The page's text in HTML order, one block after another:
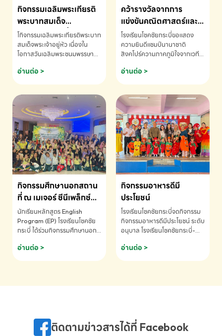
กิจกรรมเฉลิมพระเกียรติ
พระบาทสมเด็จ
พระเจ้าอยู่หัว เนื่องใน
โอกาสวันเฉลิม
พระชนมพรรษา
โกิจกรรมเฉลิมพระเกียรติพระบาท
สมเด็จพระเจ้าอยู่หัว เนื่องใน
โอกาสวันเฉลิมพระชนมพรรษา
ข้อมูลเพิ่มเติม โทร. 075-691910
อ่านต่อ >
คว้ารางวัลจากการ
แข่งขันคณิตศาสตร์และ
คณิตคิดเร็วนานาชาติ
ครั้งที่ 46 ประจำปี 2569
ณ ประเทศสิงคโปร์
โรงเรียนโชคชัยกระบี่ขอแสดง
ความยินดีแชมป์นานาชาติ
สิงคโปร์ความภาคภูมิใจจากเวที
ด.ช.พัทธนันท์ พรหมพันธ์ ชั้น
อนุบาล EP K3 โรงเรียนโชคชัย
แข่งขันคณิตศาสตร์และคณิตคิด
เร็วนานาชาติ ครั้งที่ 46 ประจำปี
2569 ณ ประเทศสิงคโปร์
INTERNATIONAL
MATHEMATICS AND
MENTAL ARITHMETIC
COMPETITION 2026 - ถ้วย
รางวัลรองชนะเลิศอันดับที่ 2
Mental Arithmetic
Competition K2 - ถ้วยรางวัล
รองชนะเลิศอันดับที่ 2 Mental
K2(Grop) โรงเรียนโชคชัยกระบี่-
สอบถามข้อมูลเพิ่มเติม โทร.
075-691910
อ่านต่อ >
กิจกรรมศึกษานอกสถาน
ที่ ณ เมเจอร์ ซีนีเพล็กซ์
ระดับประถมศึกษา (EP.1-
6)
นักเรียนหลักสูตร English
Program (EP) โรงเรียนโชคชัย
กระบี่ ได้ร่วมกิจกรรมศึกษานอก
ชมภาพยนตร์ Toy Story 5
(Soundtrack)เพื่อเสริมทักษะ
ภาษา ผ่านประสบการณ์การเรียนรู้
075-691910
อ่านต่อ >
กิจกรรมอาหารดีมี
ประโยชน์
โรงเรียนโชคชัยกระบี่จดกิจกรรม
กิจกรรมอาหารดีมีประโยชน์ ระดับ
อนุบาล โรงเรียนโชคชัยกระบี่-
075-691910
อ่านต่อ >
ติดตามข่าวสารได้ที่ Facebook